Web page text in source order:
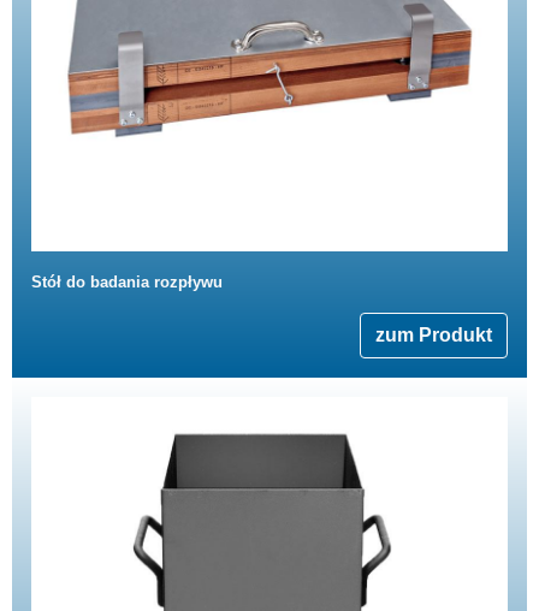
Stół do badania rozpływu
zum Produkt